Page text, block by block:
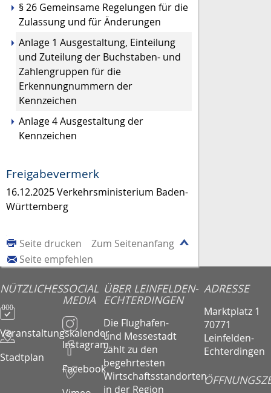
§ 26 Gemeinsame Regelungen für die
Zulassung und für Änderungen
Anlage 1 Ausgestaltung, Einteilung
und Zuteilung der Buchstaben- und
Zahlengruppen für die
Erkennungnummern der
Kennzeichen
Anlage 4 Ausgestaltung der
Kennzeichen
Freigabevermerk
16.12.2025 Verkehrsministerium Baden-
Württemberg
Zum Seitenanfang
Seite drucken
Seite empfehlen
NÜTZLICHES
Veranstaltungskalender
Stadtplan
SOCIAL
MEDIA
Instagram
Facebook
ÜBER LEINFELDEN-
ECHTERDINGEN
Die Flughafen-
und Messestadt
zählt zu den
begehrtesten
Wirtschaftsstandorten
in der Region
ADRESSE
Marktplatz 1
70771
Leinfelden-
Echterdingen